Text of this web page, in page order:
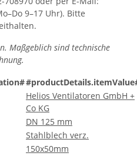
9–17 Uhr). Bitte
Maßgeblich sind technische
Helios Ventilatoren GmbH +
Co KG
DN 125 mm
Stahlblech verz.
150x50mm